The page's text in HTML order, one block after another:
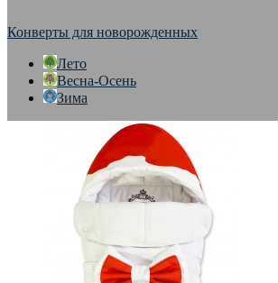
Конверты для новорожденных
Лето
Весна-Осень
Зима